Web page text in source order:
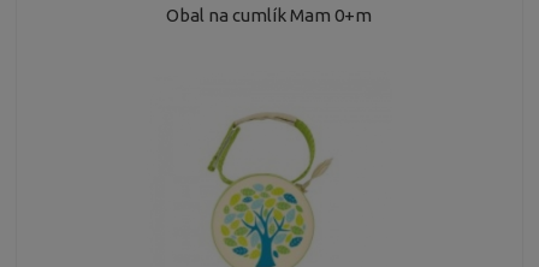
Obal na cumlík Mam 0+m